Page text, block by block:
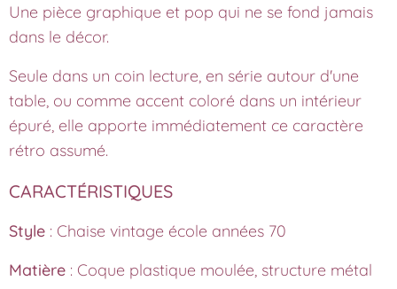
Une pièce graphique et pop qui ne se fond jamais
dans le décor.
Seule dans un coin lecture, en série autour d'une
table, ou comme accent coloré dans un intérieur
épuré, elle apporte immédiatement ce caractère
rétro assumé.
CARACTÉRISTIQUES
Style : Chaise vintage école années 70
Matière : Coque plastique moulée, structure métal